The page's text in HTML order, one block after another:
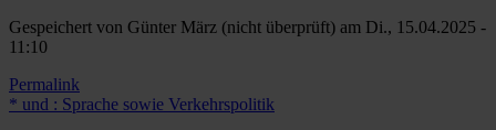
Gespeichert von Günter März (nicht überprüft) am Di., 15.04.2025 -
11:10
Permalink
* und : Sprache sowie Verkehrspolitik